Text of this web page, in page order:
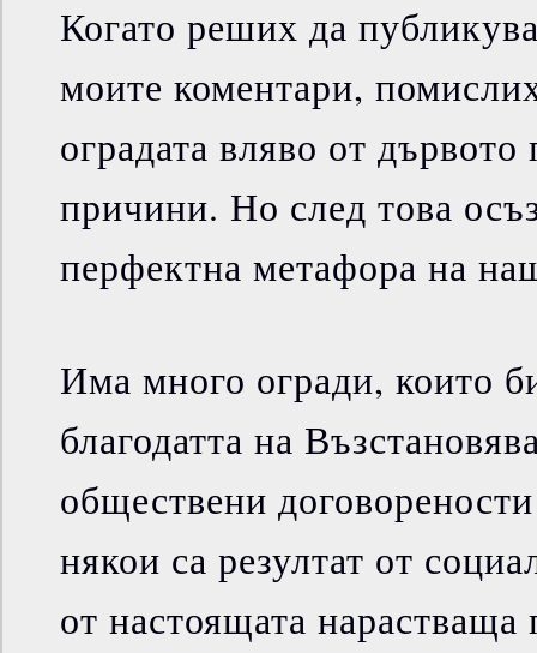
Когато реших да
моите коментари,
оградата вляво от
причини. Но след това
перфектна метафора на
Има много огради, които
благодатта на
обществени
някои са резултат от
от настоящата нарастваща